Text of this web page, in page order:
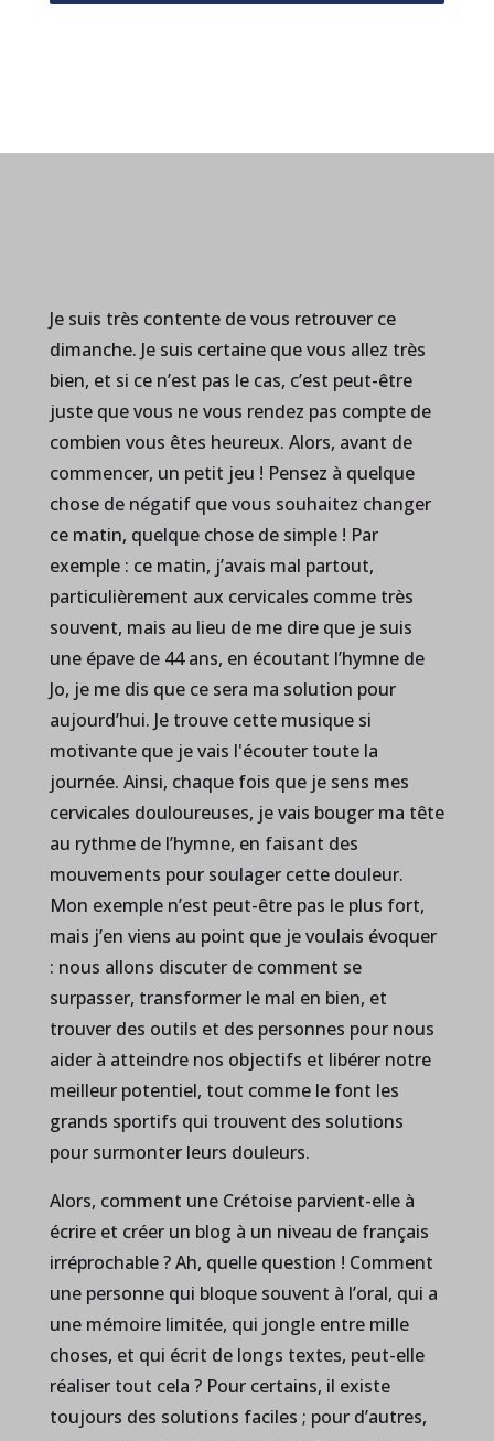
Je suis très contente de vous retrouver ce
dimanche. Je suis certaine que vous allez très
bien, et si ce n’est pas le cas, c’est peut-être
juste que vous ne vous rendez pas compte de
combien vous êtes heureux. Alors, avant de
commencer, un petit jeu ! Pensez à quelque
chose de négatif que vous souhaitez changer
ce matin, quelque chose de simple ! Par
exemple : ce matin, j’avais mal partout,
particulièrement aux cervicales comme très
souvent, mais au lieu de me dire que je suis
une épave de 44 ans, en écoutant l’hymne de
Jo, je me dis que ce sera ma solution pour
aujourd’hui. Je trouve cette musique si
motivante que je vais l'écouter toute la
journée. Ainsi, chaque fois que je sens mes
cervicales douloureuses, je vais bouger ma tête
au rythme de l’hymne, en faisant des
mouvements pour soulager cette douleur.
Mon exemple n’est peut-être pas le plus fort,
mais j’en viens au point que je voulais évoquer
: nous allons discuter de comment se
surpasser, transformer le mal en bien, et
trouver des outils et des personnes pour nous
aider à atteindre nos objectifs et libérer notre
meilleur potentiel, tout comme le font les
grands sportifs qui trouvent des solutions
pour surmonter leurs douleurs.
Alors, comment une Crétoise parvient-elle à
écrire et créer un blog à un niveau de français
irréprochable ? Ah, quelle question ! Comment
une personne qui bloque souvent à l’oral, qui a
une mémoire limitée, qui jongle entre mille
choses, et qui écrit de longs textes, peut-elle
réaliser tout cela ? Pour certains, il existe
toujours des solutions faciles ; pour d’autres,